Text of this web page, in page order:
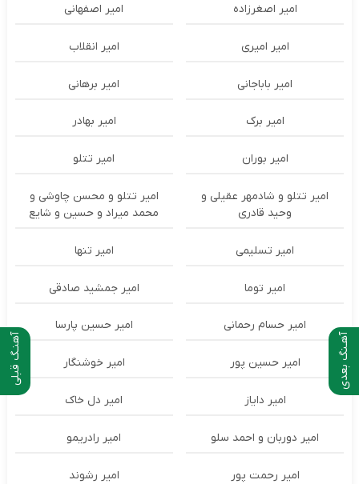
آهنـگ قبلی آهـنگ بعدی
امیر اصغرزاده امیر اصفهانی
امیر امیری امیر انقلاب
امیر باباجانی امیر برهانی
امیر برک امیر بهادر
امیر بوران امیر تتلو
امیر تتلو و شادمهر عقیلی و
وحید قادری
امیر تتلو و محسن چاوشی و
محمد میراد و حسین و شایع
امیر تسلیمی امیر تنها
امیر توما امیر جمشید صادقی
امیر حسام رحمانی امیر حسین پارسا
امیر حسین پور امیر خوشنگار
امیر دایاز امیر دل خاک
امیر دوربان و احمد سلو امیر رادریمو
امیر رحمت پور امیر رشوند